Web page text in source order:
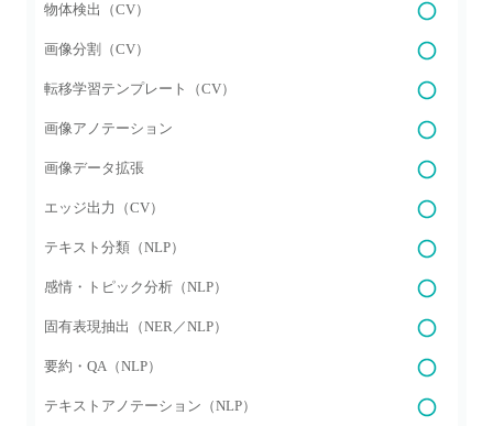
物体検出（CV）
画像分割（CV）
転移学習テンプレート（CV）
画像アノテーション
画像データ拡張
エッジ出力（CV）
テキスト分類（NLP）
感情・トピック分析（NLP）
固有表現抽出（NER／NLP）
要約・QA（NLP）
テキストアノテーション（NLP）